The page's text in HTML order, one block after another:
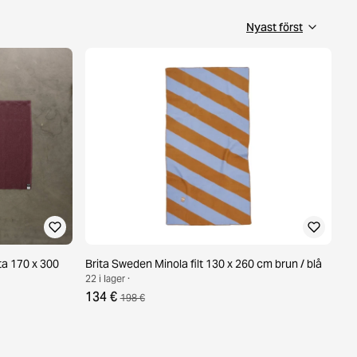
170 x 300 Brita Sweden Minola filt 130 x 260 cm brun / blå
22 i lager ·
134 € 198 €